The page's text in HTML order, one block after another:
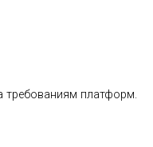
требованиям платформ.